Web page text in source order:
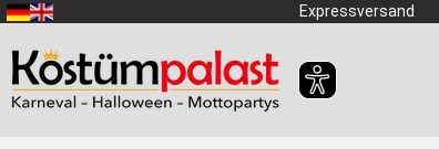
Zum Hauptinhalt springen Expressversand